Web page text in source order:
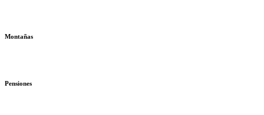
Montañas
Pensiones